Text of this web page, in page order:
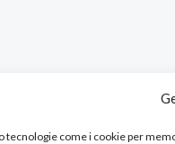
come i cookie per